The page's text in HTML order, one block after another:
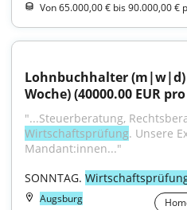
Von 65.000,00 € bis 90.000,00 €
Lohnbuchhalter (m|w|d)
Woche) (40000.00 EUR
Wirtschaftsprüfung. Unsere
Mandant:innen..."
SONNTAG.
Augsburg